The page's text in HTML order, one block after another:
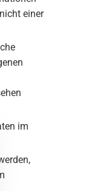
einer
im